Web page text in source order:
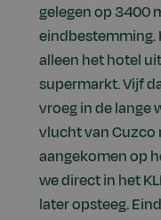
gelegen op 3400
eindbestemming.
alleen het hotel
supermarkt. Vijf
vroeg in de lange
vlucht van Cuzco
aangekomen op
we direct in het
later opsteeg.